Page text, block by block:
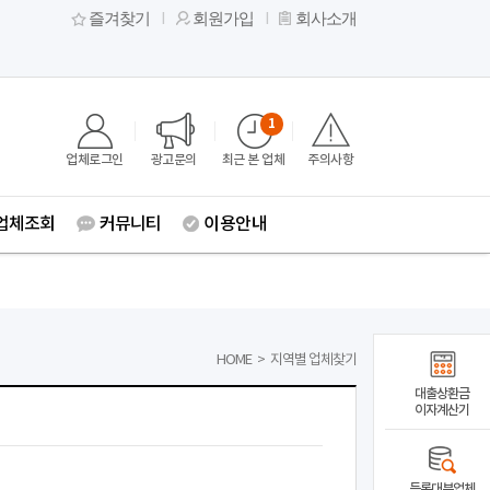
즐겨찾기 회원가입 회사소개
업체로그인 광고문의 최근 본 업체
1
주의사항
체조회 커뮤니티 이용안내
HOME > 지역별 업체찾기
대출상환금
이자계산기